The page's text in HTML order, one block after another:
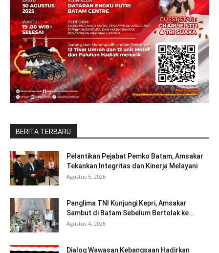
BERITA TERBARU
Pelantikan Pejabat Pemko Batam, Amsakar
Tekankan Integritas dan Kinerja Melayani
Agustus 5, 2026
Panglima TNI Kunjungi Kepri, Amsakar
Sambut di Batam Sebelum Bertolak ke...
Agustus 4, 2026
Dialog Wawasan Kebangsaan Hadirkan